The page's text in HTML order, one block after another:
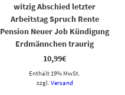
witzig Abschied letzter
Arbeitstag Spruch Rente
Pension Neuer Job Kündigung
Erdmännchen traurig
10,99€
Enthält 19% MwSt.
zzgl. Versand